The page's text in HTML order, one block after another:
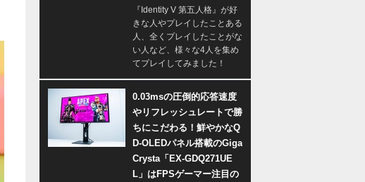
『Identity V 第五人格』が好
きな人やプレイしたことある
人、全くプレイしたことがな
い人など、様々な4人を集め
てプレイしてみました！
0.03msの圧倒的応答速度
やリフレッシュレートで勝
ちにこだわる！鮮やかなQ
D-OLEDパネル搭載のGiga
Crysta「EX-GDQ271UE
L」はFPSゲーマー注目の